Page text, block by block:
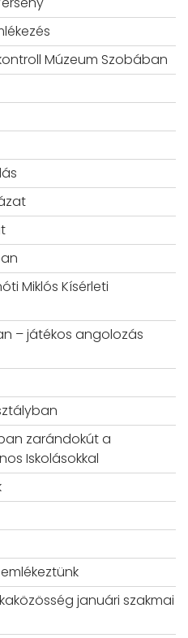
Múzeum Szobában
Miklós Kísérleti
– játékos angolozás
zarándokút a
Iskolásokkal
januári szakmai